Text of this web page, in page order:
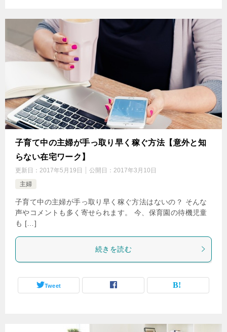
子育て中の主婦が手っ取り早く稼ぐ方法【意外と知
らない在宅ワーク】
更新日： 2017年5月19日 公開日： 2017年3月10日
主婦
子育て中の主婦が手っ取り早く稼ぐ方法はないの？ そんな
声やコメントも多く寄せられます。 今、保育園の待機児童
も […]
続きを読む
Tweet